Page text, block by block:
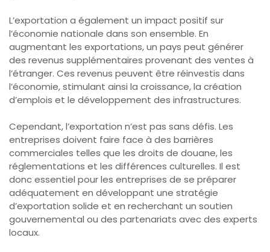
L’exportation a également un impact positif sur
l’économie nationale dans son ensemble. En
augmentant les exportations, un pays peut générer
des revenus supplémentaires provenant des ventes à
l’étranger. Ces revenus peuvent être réinvestis dans
l’économie, stimulant ainsi la croissance, la création
d’emplois et le développement des infrastructures.
Cependant, l’exportation n’est pas sans défis. Les
entreprises doivent faire face à des barrières
commerciales telles que les droits de douane, les
réglementations et les différences culturelles. Il est
donc essentiel pour les entreprises de se préparer
adéquatement en développant une stratégie
d’exportation solide et en recherchant un soutien
gouvernemental ou des partenariats avec des experts
locaux.